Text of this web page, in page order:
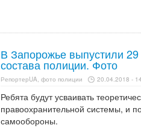
В Запорожье выпустили
состава полиции. Фото
РепортерUA, фото полиции 20.04.2018 -
Ребята будут усваивать
правоохранительной системы, и
самообороны.